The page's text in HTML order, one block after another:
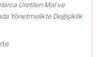
Üretilen Mal ve
Yönetmelikte Değişiklik